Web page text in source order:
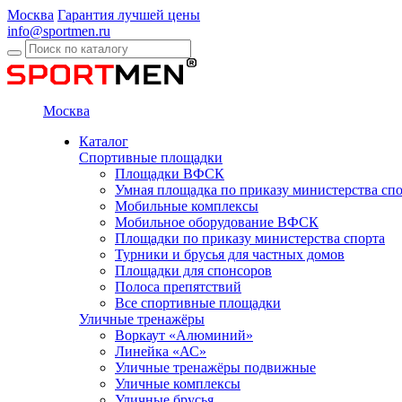
Москва Гарантия лучшей цены
info@sportmen.ru
Москва
Каталог
Спортивные площадки
Площадки ВФСК
Умная площадка по приказу министерства
Мобильные комплексы
Мобильное оборудование ВФСК
Площадки по приказу министерства спорта
Турники и брусья для частных домов
Площадки для спонсоров
Полоса препятствий
Все спортивные площадки
Уличные тренажёры
Воркаут «Алюминий»
Линейка «АС»
Уличные тренажёры подвижные
Уличные комплексы